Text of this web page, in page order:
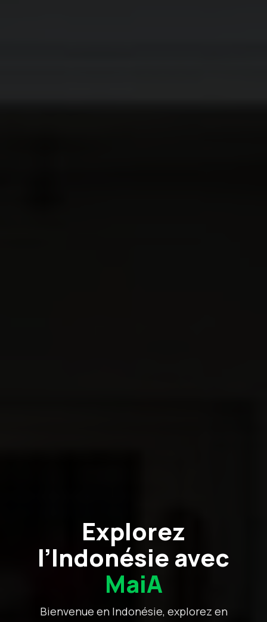
Explorez
l’Indonésie avec
MaiA
Bienvenue en Indonésie, explorez en